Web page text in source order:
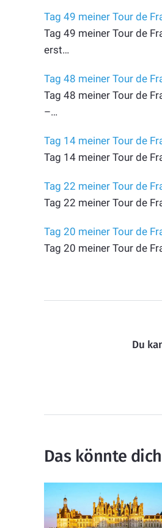
Tag 49 meiner Tour de
Tag 49 meiner Tour de
erst…
Tag 48 meiner Tour de
Tag 48 meiner Tour de
–…
Tag 14 meiner Tour de
Tag 14 meiner Tour de
Tag 22 meiner Tour de
Tag 22 meiner Tour de
Tag 20 meiner Tour de
Tag 20 meiner Tour de
Du
Das könnte